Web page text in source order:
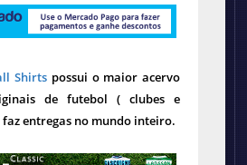
Shirts possui o maior acervo
de futebol ( clubes e
faz entregas no mundo inteiro.